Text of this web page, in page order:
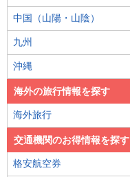
中国（山陽・山陰）
九州
沖縄
海外の旅行情報を探す
海外旅行
交通機関のお得情報を探す
格安航空券